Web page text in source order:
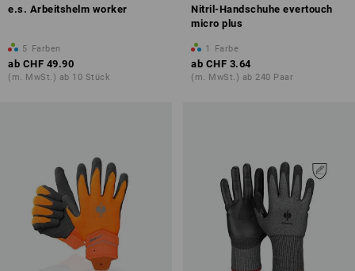
e.s. Arbeitshelm worker
5 Farben
ab CHF 49.90
(m. MwSt.) ab 10 Stück
Nitril-Handschuhe evertouch
micro plus
1 Farbe
ab CHF 3.64
(m. MwSt.) ab 240 Paar